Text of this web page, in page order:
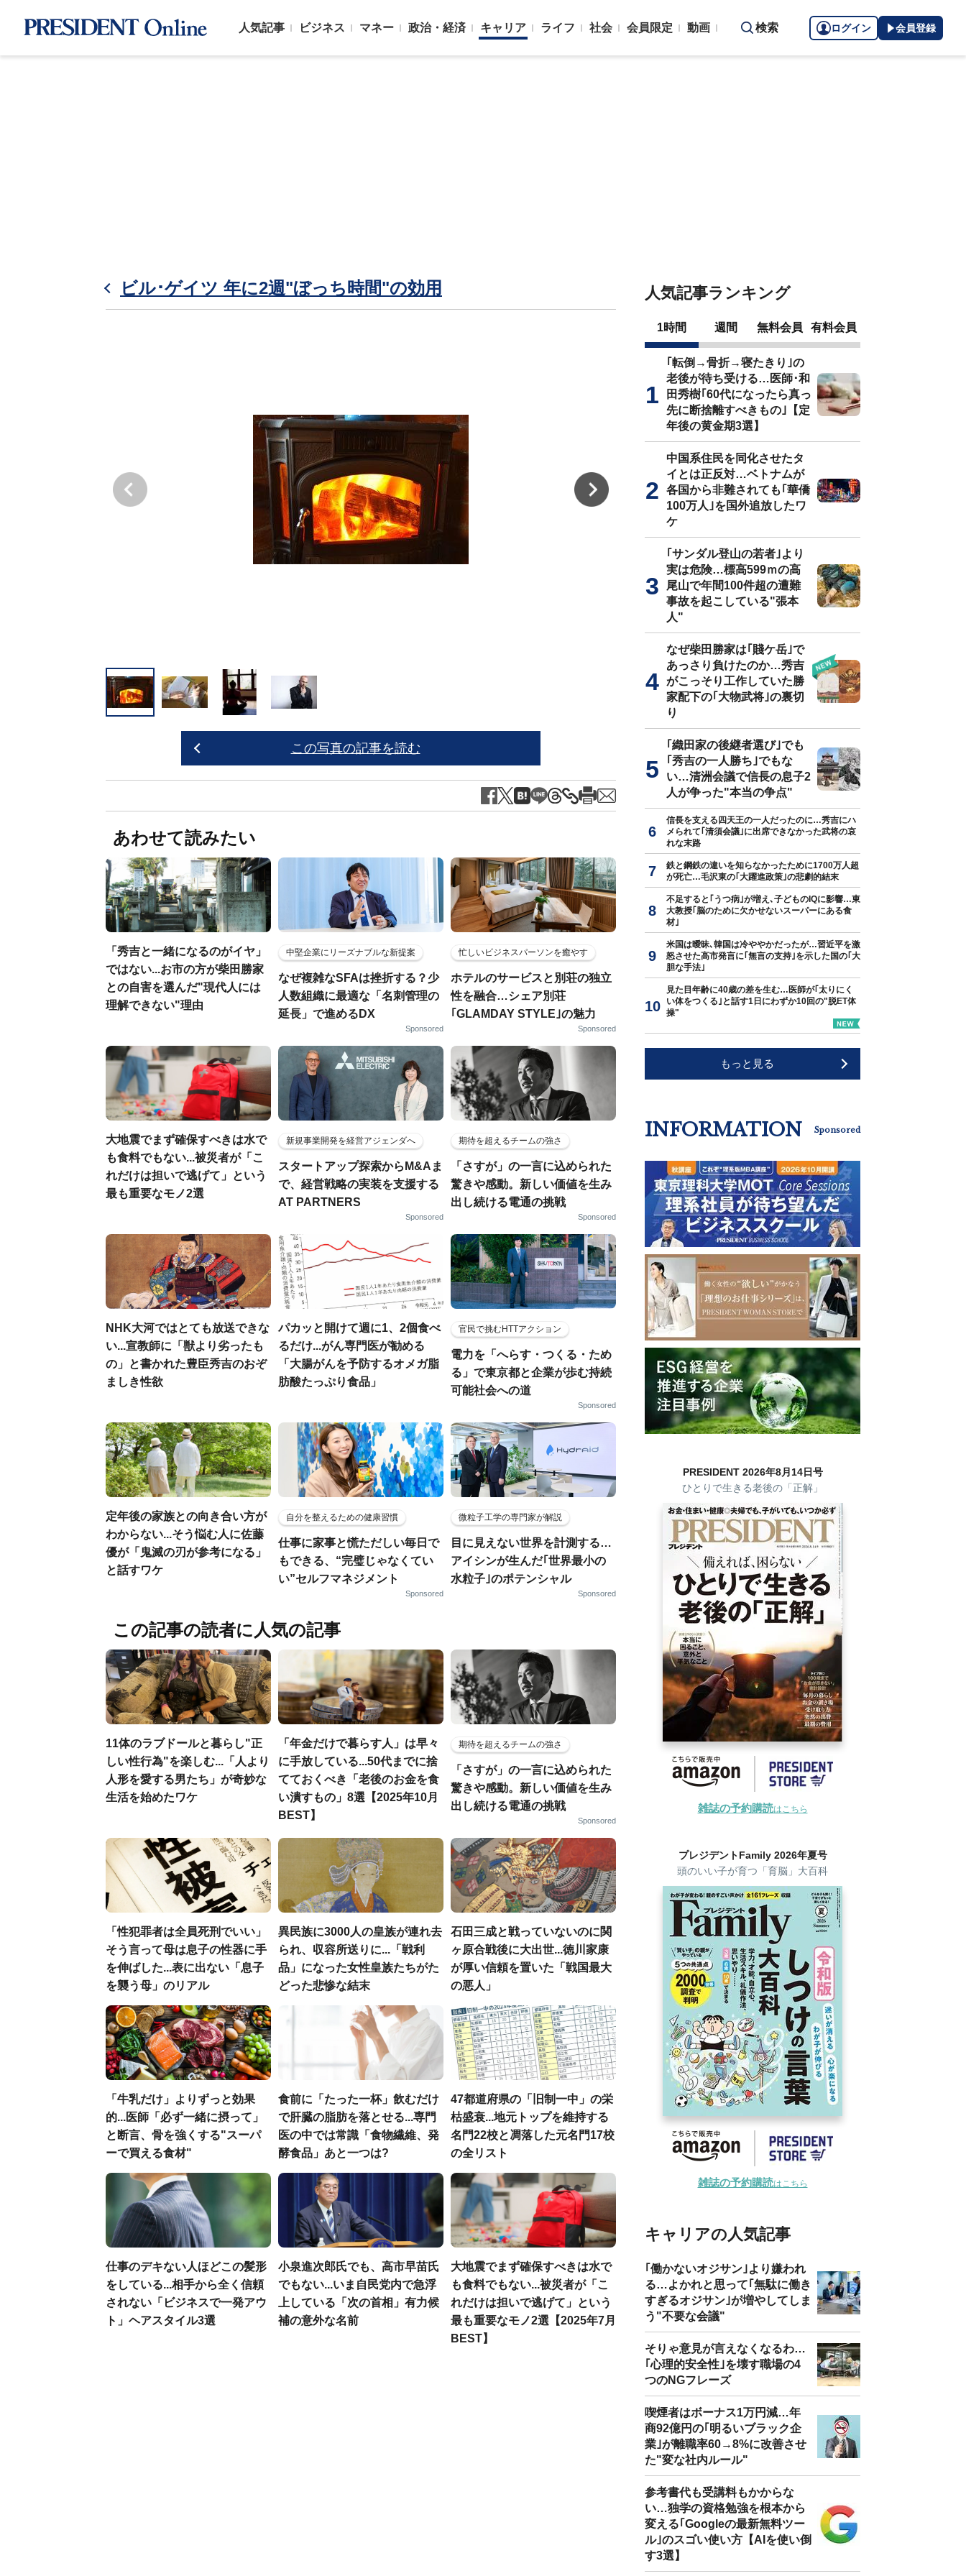
人気記事 ビジネス マネー 政治・経済 キャリア ライフ 社会 会員限定 動画 検索 ログイン 会員登録
ビル･ゲイツ 年に2週"ぼっち時間"の効用
この写真の記事を読む
あわせて読みたい
「秀吉と一緒になるのがイヤ」
ではない...お市の方が柴田勝家
との自害を選んだ"現代人には
理解できない"理由
中堅企業にリーズナブルな新提案
なぜ複雑なSFAは挫折する？少
人数組織に最適な「名刺管理の
延長」で進めるDX
Sponsored
忙しいビジネスパーソンを癒やす
ホテルのサービスと別荘の独立
性を融合…シェア別荘
｢GLAMDAY STYLE｣の魅力
Sponsored
大地震でまず確保すべきは水で
も食料でもない...被災者が「こ
れだけは担いで逃げて」という
最も重要なモノ2選
新規事業開発を経営アジェンダへ
スタートアップ探索からM&Aま
で、経営戦略の実装を支援する
AT PARTNERS
Sponsored
期待を超えるチームの強さ
「さすが」の一言に込められた
驚きや感動。新しい価値を生み
出し続ける電通の挑戦
Sponsored
NHK大河ではとても放送できな
い...宣教師に「獣より劣ったも
の」と書かれた豊臣秀吉のおぞ
ましき性欲
パカッと開けて週に1、2個食べ
るだけ...がん専門医が勧める
「大腸がんを予防するオメガ脂
肪酸たっぷり食品」
官民で挑むHTTアクション
電力を「へらす・つくる・ため
る」で東京都と企業が歩む持続
可能社会への道
Sponsored
定年後の家族との向き合い方が
わからない...そう悩む人に佐藤
優が「鬼滅の刃が参考になる」
と話すワケ
自分を整えるための健康習慣
仕事に家事と慌ただしい毎日で
もできる、“完璧じゃなくてい
い”セルフマネジメント
Sponsored
微粒子工学の専門家が解説
目に見えない世界を計測する…
アイシンが生んだ｢世界最小の
水粒子｣のポテンシャル
Sponsored
この記事の読者に人気の記事
11体のラブドールと暮らし"正
しい性行為"を楽しむ...「人より
人形を愛する男たち」が奇妙な
生活を始めたワケ
「年金だけで暮らす人」は早々
に手放している...50代までに捨
てておくべき「老後のお金を食
い潰すもの」8選【2025年10月
BEST】
期待を超えるチームの強さ
「さすが」の一言に込められた
驚きや感動。新しい価値を生み
出し続ける電通の挑戦
Sponsored
「性犯罪者は全員死刑でいい」
そう言って母は息子の性器に手
を伸ばした...表に出ない「息子
を襲う母」のリアル
異民族に3000人の皇族が連れ去
られ、収容所送りに...「戦利
品」になった女性皇族たちがた
どった悲惨な結末
石田三成と戦っていないのに関
ヶ原合戦後に大出世...徳川家康
が厚い信頼を置いた「戦国最大
の悪人」
「牛乳だけ」よりずっと効果
的...医師「必ず一緒に摂って」
と断言、骨を強くする"スーパ
ーで買える食材"
食前に「たった一杯」飲むだけ
で肝臓の脂肪を落とせる...専門
医の中では常識「食物繊維、発
酵食品」あと一つは?
47都道府県の「旧制一中」の栄
枯盛衰...地元トップを維持する
名門22校と凋落した元名門17校
の全リスト
仕事のデキない人ほどこの髪形
をしている...相手から全く信頼
されない「ビジネスで一発アウ
ト」ヘアスタイル3選
小泉進次郎氏でも、高市早苗氏
でもない...いま自民党内で急浮
上している「次の首相」有力候
補の意外な名前
大地震でまず確保すべきは水で
も食料でもない...被災者が「こ
れだけは担いで逃げて」という
最も重要なモノ2選【2025年7月
BEST】
人気記事ランキング
1時間 週間 無料会員 有料会員
｢転倒→骨折→寝たきり｣の
老後が待ち受ける…医師･和
田秀樹｢60代になったら真っ
先に断捨離すべきもの｣【定
年後の黄金期3選】
中国系住民を同化させたタ
イとは正反対…ベトナムが
各国から非難されても｢華僑
100万人｣を国外追放したワ
ケ
｢サンダル登山の若者｣より
実は危険…標高599ｍの高
尾山で年間100件超の遭難
事故を起こしている"張本
人"
なぜ柴田勝家は｢賤ケ岳｣で
あっさり負けたのか…秀吉
がこっそり工作していた勝
家配下の｢大物武将｣の裏切
り
｢織田家の後継者選び｣でも
｢秀吉の一人勝ち｣でもな
い…清洲会議で信長の息子2
人が争った"本当の争点"
信長を支える四天王の一人だったのに…秀吉にハ
メられて｢清須会議｣に出席できなかった武将の哀
れな末路
鉄と鋼鉄の違いを知らなかったために1700万人超
が死亡…毛沢東の｢大躍進政策｣の悲劇的結末
不足すると｢うつ病｣が増え､子どものIQに影響…東
大教授｢脳のために欠かせないスーパーにある食
材｣
米国は曖昧､韓国は冷ややかだったが…習近平を激
怒させた高市発言に｢無言の支持｣を示した国の｢大
胆な手法｣
見た目年齢に40歳の差を生む…医師が｢太りにく
い体をつくる｣と話す1日にわずか10回の"脱ET体
操"
もっと見る
INFORMATION Sponsored
PRESIDENT 2026年8月14日号
ひとりで生きる老後の「正解」
雑誌の予約購読はこちら
プレジデントFamily 2026年夏号
頭のいい子が育つ「育脳」大百科
雑誌の予約購読はこちら
キャリアの人気記事
｢働かないオジサン｣より嫌われ
る…よかれと思って｢無駄に働き
すぎるオジサン｣が増やしてしま
う"不要な会議"
そりゃ意見が言えなくなるわ…
｢心理的安全性｣を壊す職場の4
つのNGフレーズ
喫煙者はボーナス1万円減…年
商92億円の｢明るいブラック企
業｣が離職率60→8%に改善させ
た"変な社内ルール"
参考書代も受講料もかからな
い…独学の資格勉強を根本から
変える｢Googleの最新無料ツー
ル｣のスゴい使い方【AIを使い倒
す3選】